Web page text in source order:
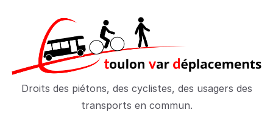
Droits des piétons, des cyclistes, des usagers des
transports en commun.